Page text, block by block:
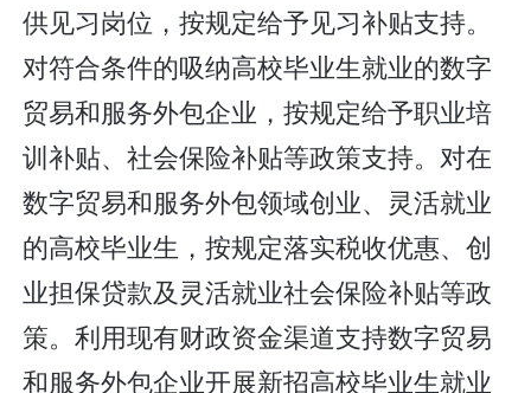
供见习岗位，按规定给予见习补贴支持。
对符合条件的吸纳高校毕业生就业的数字
贸易和服务外包企业，按规定给予职业培
训补贴、社会保险补贴等政策支持。对在
数字贸易和服务外包领域创业、灵活就业
的高校毕业生，按规定落实税收优惠、创
业担保贷款及灵活就业社会保险补贴等政
策。利用现有财政资金渠道支持数字贸易
和服务外包企业开展新招高校毕业生就业